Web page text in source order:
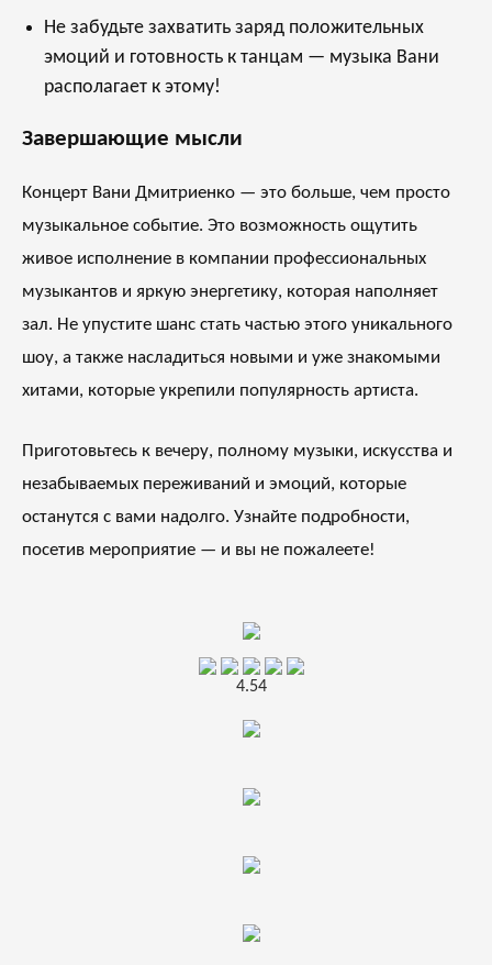
Не забудьте захватить заряд положительных
эмоций и готовность к танцам — музыка Вани
располагает к этому!
Завершающие мысли
Концерт Вани Дмитриенко — это больше, чем просто
музыкальное событие. Это возможность ощутить
живое исполнение в компании профессиональных
музыкантов и яркую энергетику, которая наполняет
зал. Не упустите шанс стать частью этого уникального
шоу, а также насладиться новыми и уже знакомыми
хитами, которые укрепили популярность артиста.
Приготовьтесь к вечеру, полному музыки, искусства и
незабываемых переживаний и эмоций, которые
останутся с вами надолго. Узнайте подробности,
посетив мероприятие — и вы не пожалеете!
4.54